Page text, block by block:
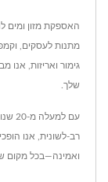
האספקת מזון ומים
מתנות לעסקים,
גימור ואריזות,
שלך.
עם
רב-לשונית, אנו
ואמינה—בכל מקום